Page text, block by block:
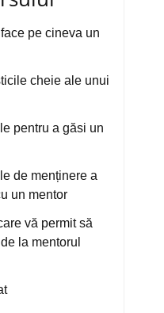
pe cineva un
cheie ale unui
pentru a găsi un
de menținere a
un mentor
vă permit să
la mentorul